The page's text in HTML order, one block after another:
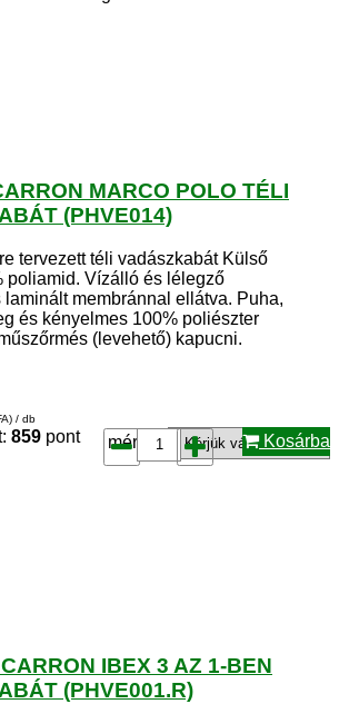
MARCO POLO TÉLI
(PHVE014)
tervezett téli vadászkabát Külső
poliamid. Vízálló és lélegző
laminált membránnal ellátva. Puha,
és kényelmes 100% poliészter
(levehető) kapucni.
/ db
859 pont méret*: Kosárba
IBEX 3 AZ 1-BEN
(PHVE001.R)